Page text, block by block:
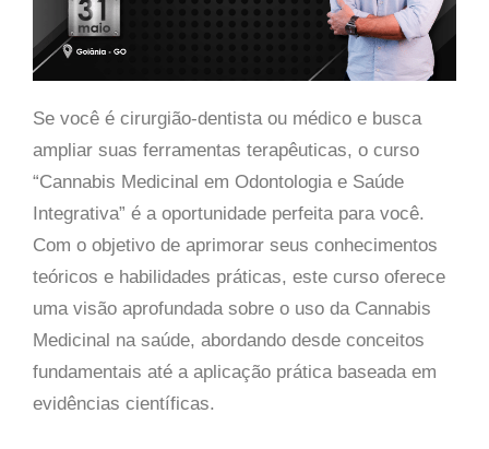
Se você é cirurgião-dentista ou médico e busca
ampliar suas ferramentas terapêuticas, o curso
“Cannabis Medicinal em Odontologia e Saúde
Integrativa” é a oportunidade perfeita para você.
Com o objetivo de aprimorar seus conhecimentos
teóricos e habilidades práticas, este curso oferece
uma visão aprofundada sobre o uso da Cannabis
Medicinal na saúde, abordando desde conceitos
fundamentais até a aplicação prática baseada em
evidências científicas.